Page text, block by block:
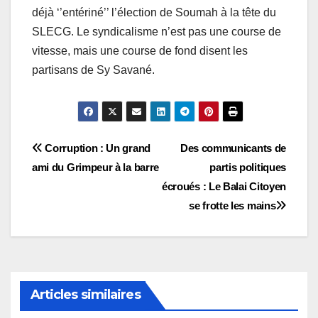
déjà ‘’entériné’’ l’élection de Soumah à la tête du
SLECG. Le syndicalisme n’est pas une course de
vitesse, mais une course de fond disent les
partisans de Sy Savané.
Navigation
Des communicants de
partis politiques
écroués : Le Balai Citoyen
se frotte les mains
Corruption : Un grand
ami du Grimpeur à la barre
Articles similaires